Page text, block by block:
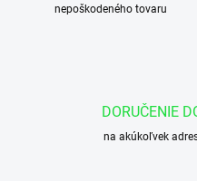
nepoškodeného tovaru
DORUČENIE
na akúkoľvek